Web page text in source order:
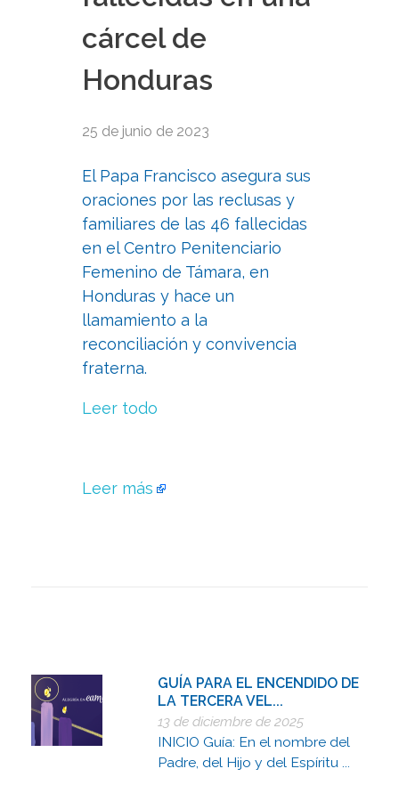
cárcel de
Honduras
25 de junio de 2023
El Papa Francisco asegura sus
oraciones por las reclusas y
familiares de las 46 fallecidas
en el Centro Penitenciario
Femenino de Támara, en
Honduras y hace un
llamamiento a la
reconciliación y convivencia
fraterna.
Leer todo
Leer más
GUÍA PARA EL ENCENDIDO DE
LA TERCERA VEL...
13 de diciembre de 2025
INICIO Guía: En el nombre del
Padre, del Hijo y del Espíritu ...